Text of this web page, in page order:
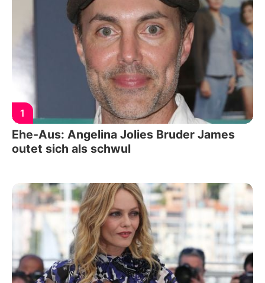
1
Ehe-Aus: Angelina Jolies Bruder James
outet sich als schwul